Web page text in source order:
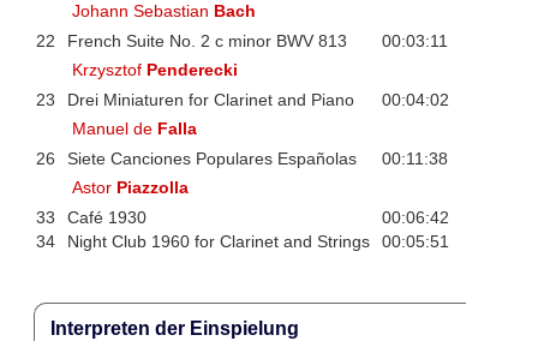
Johann Sebastian Bach
22
French Suite No. 2 c minor BWV 813
00:03:11
Krzysztof Penderecki
23
Drei Miniaturen for Clarinet and Piano
00:04:02
Manuel de Falla
26
Siete Canciones Populares Españolas
00:11:38
Astor Piazzolla
33
Café 1930
00:06:42
34
Night Club 1960 for Clarinet and Strings 00:05:51
Interpreten der Einspielung